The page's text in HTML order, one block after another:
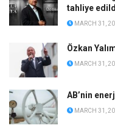
tahliye
MARCH 31,
Özkan
MARCH 31,
AB’nin
MARCH 31,